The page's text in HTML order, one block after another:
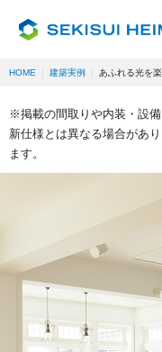
HOME 建築実例 あふれる光を
※掲載の間取りや内装・設
新仕様とは異なる場合があ
ます。